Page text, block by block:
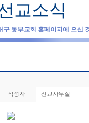
교소식
구 동부교회 홈페이지에 오신
작성자 선교사무실